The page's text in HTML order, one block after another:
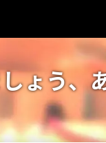
ょう、